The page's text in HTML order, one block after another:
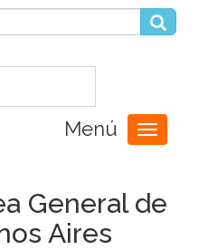
Menú
Toggle
navigation
General de
Aires